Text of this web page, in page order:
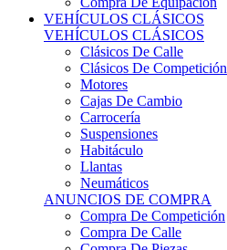
VEHÍCULOS CLÁSICOS
Clásicos De Calle
Clásicos De Competición
Motores
Cajas De Cambio
Carrocería
Suspensiones
Habitáculo
Llantas
Neumáticos
ANUNCIOS DE COMPRA
Compra De Competición
Compra De Calle
Compra De Piezas
KARTING